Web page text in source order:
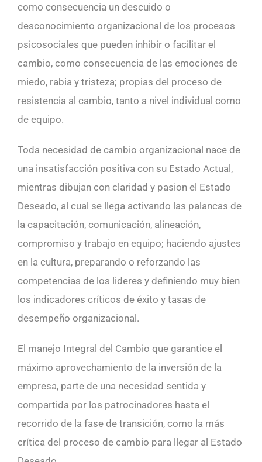
como consecuencia un descuido o
desconocimiento organizacional de los procesos
psicosociales que pueden inhibir o facilitar el
cambio, como consecuencia de las emociones de
miedo, rabia y tristeza; propias del proceso de
resistencia al cambio, tanto a nivel individual como
de equipo.
Toda necesidad de cambio organizacional nace de
una insatisfacción positiva con su Estado Actual,
mientras dibujan con claridad y pasion el Estado
Deseado, al cual se llega activando las palancas de
la capacitación, comunicación, alineación,
compromiso y trabajo en equipo; haciendo ajustes
en la cultura, preparando o reforzando las
competencias de los lideres y definiendo muy bien
los indicadores críticos de éxito y tasas de
desempeño organizacional.
El manejo Integral del Cambio que garantice el
máximo aprovechamiento de la inversión de la
empresa, parte de una necesidad sentida y
compartida por los patrocinadores hasta el
recorrido de la fase de transición, como la más
crítica del proceso de cambio para llegar al Estado